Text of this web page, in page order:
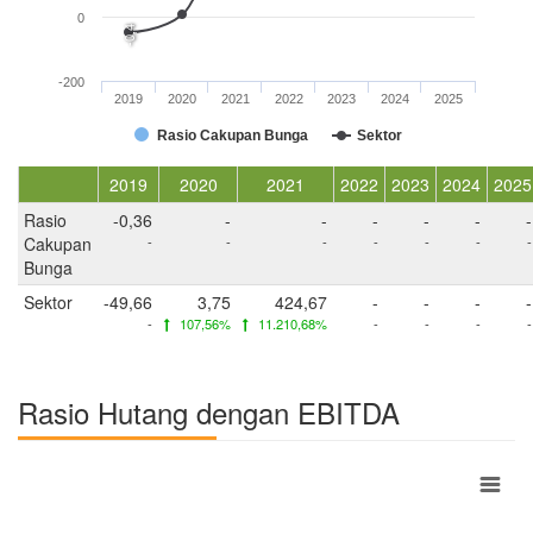
-0,4
Rasio Cakupan Bunga Sektor
2019 2020 2021 2022 2023 2024 2025
-200
0
2019 2020 2021 2022 2023 2024 2025
Rasio
Cakupan
Bunga
-0,36
-
-
-
-
-
-
-
-
-
-
-
-
-
Sektor -49,66
-
3,75
107,56%
424,67
11.210,68%
-
-
-
-
-
-
-
-
Rasio Hutang dengan EBITDA